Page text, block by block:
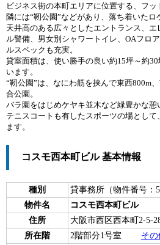
ビジネス街の本町エリアに位置する、フ
隣には“靭公園”などがあり、落ち着いたロ
天井高のある広々としたエントランス、
ル警備、男女別シャワートイレ、OAフロ
ルスペックも充実。
貸室面積は、使い勝手の良い約15坪～約
います。
“靭公園”は、なにわ筋を挟んで東西800m
合公園。
バラ園をはじめケヤキ並木など緑豊かな
テニスコートも有したスポーツの場とし
ます。
コスモ西本町ビル 基本情報
種別
貸事務所（物件番号：
物件名
コスモ西本町ビル
住所
大阪市西区西本町2-5-
所在階
2階部分1号室 そ